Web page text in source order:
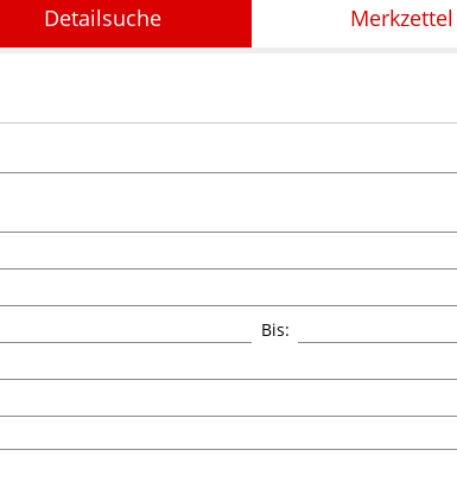
Detailsuche Merkzettel
Bis: